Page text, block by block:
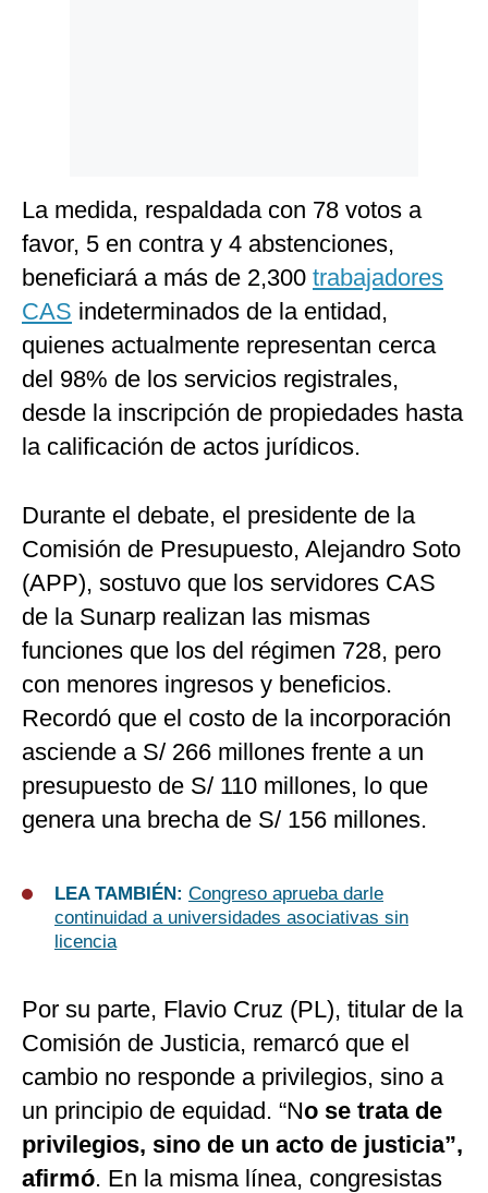
La medida, respaldada con 78 votos a
favor, 5 en contra y 4 abstenciones,
beneficiará a más de 2,300 trabajadores
CAS indeterminados de la entidad,
quienes actualmente representan cerca
del 98% de los servicios registrales,
desde la inscripción de propiedades hasta
la calificación de actos jurídicos.
Durante el debate, el presidente de la
Comisión de Presupuesto, Alejandro Soto
(APP), sostuvo que los servidores CAS
de la Sunarp realizan las mismas
funciones que los del régimen 728, pero
con menores ingresos y beneficios.
Recordó que el costo de la incorporación
asciende a S/ 266 millones frente a un
presupuesto de S/ 110 millones, lo que
genera una brecha de S/ 156 millones.
LEA TAMBIÉN: Congreso aprueba darle
continuidad a universidades asociativas sin
licencia
Por su parte, Flavio Cruz (PL), titular de la
Comisión de Justicia, remarcó que el
cambio no responde a privilegios, sino a
un principio de equidad. “No se trata de
privilegios, sino de un acto de justicia”,
afirmó. En la misma línea, congresistas